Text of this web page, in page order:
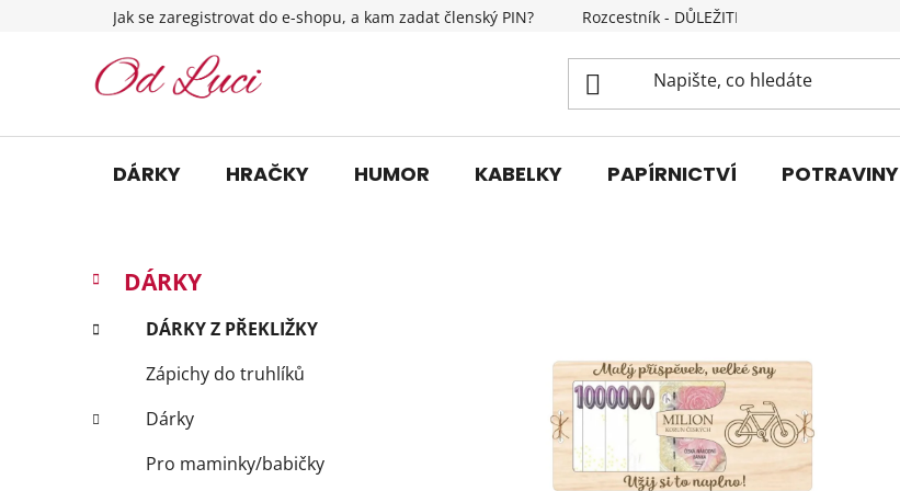
Jak se zaregistrovat do e-shopu, a kam zadat členský PIN? Rozcestník - DŮLEŽITÉ INFORMACE
DÁRKY HRAČKY HUMOR KABELKY PAPÍRNICTVÍ POTRAVINY
P
s
a
Přeskočit
kategorie
K
a
e
r
DÁRKY
DÁRKY Z PŘEKLIŽKY
Zápichy do truhlíků
Dárky
Pro maminky/babičky